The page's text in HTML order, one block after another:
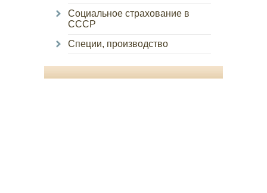
Социальное страхование в
СССР
Специи, производство